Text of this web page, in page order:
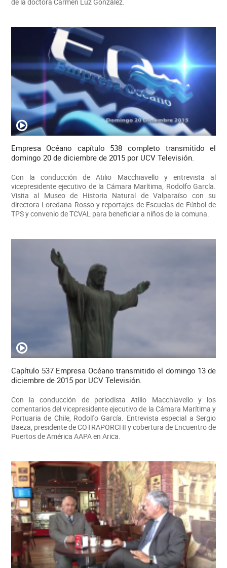
Empresa Océano capítulo 538 completo transmitido el
domingo 20 de diciembre de 2015 por UCV Televisión.
Con la conducción de Atilio Macchiavello y entrevista al
vicepresidente ejecutivo de la Cámara Marítima, Rodolfo García.
Visita al Museo de Historia Natural de Valparaíso con su
directora Loredana Rosso y reportajes de Escuelas de Fútbol de
TPS y convenio de TCVAL para beneficiar a niños de la comuna.
Capítulo 537 Empresa Océano transmitido el domingo 13 de
diciembre de 2015 por UCV Televisión.
Con la conducción de periodista Atilio Macchiavello y los
comentarios del vicepresidente ejecutivo de la Cámara Marítima y
Portuaria de Chile, Rodolfo García. Entrevista especial a Sergio
Baeza, presidente de COTRAPORCHI y cobertura de Encuentro de
Puertos de América AAPA en Arica.